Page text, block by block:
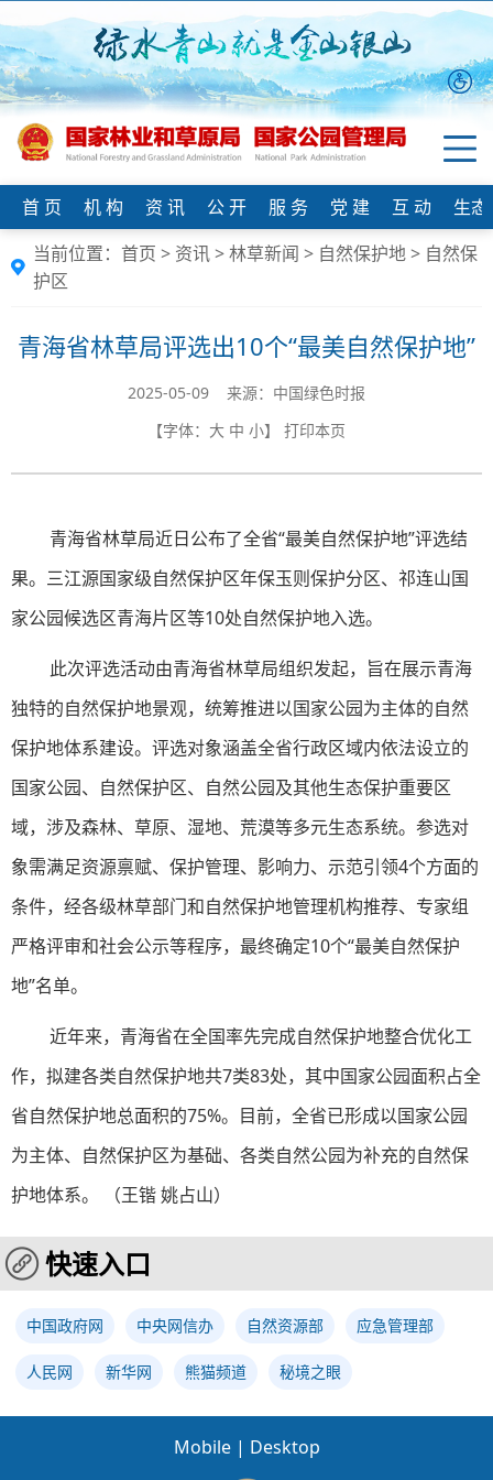
首 页 机 构 资 讯 公 开 服 务 党 建 互 动
生
当前位置： 首页 > 资讯>林草新闻 > 自然保护地> 自然保
护区
青海省林草局评选出10个“最美自然保护地”
2025-05-09 来源：中国绿色时报
【字体： 大 中 小】 打印本页
青海省林草局近日公布了全省“最美自然保护地”评选结
果。三江源国家级自然保护区年保玉则保护分区、祁连山国
家公园候选区青海片区等10处自然保护地入选。
此次评选活动由青海省林草局组织发起，旨在展示青海
独特的自然保护地景观，统筹推进以国家公园为主体的自然
保护地体系建设。评选对象涵盖全省行政区域内依法设立的
国家公园、自然保护区、自然公园及其他生态保护重要区
域，涉及森林、草原、湿地、荒漠等多元生态系统。参选对
象需满足资源禀赋、保护管理、影响力、示范引领4个方面的
条件，经各级林草部门和自然保护地管理机构推荐、专家组
严格评审和社会公示等程序，最终确定10个“最美自然保护
地”名单。
近年来，青海省在全国率先完成自然保护地整合优化工
作，拟建各类自然保护地共7类83处，其中国家公园面积占全
省自然保护地总面积的75%。目前，全省已形成以国家公园
为主体、自然保护区为基础、各类自然公园为补充的自然保
护地体系。 （王锴 姚占山）
快速入口
中国政府网 中央网信办 自然资源部 应急管理部
人民网 新华网 熊猫频道 秘境之眼
Mobile | Desktop